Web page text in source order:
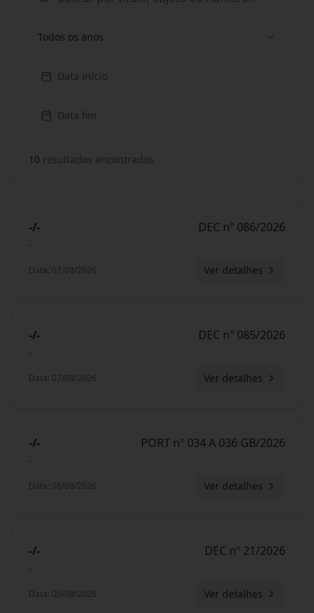
Todos os anos
Data início
Data fim
10 resultados encontrados
-/-
-
DEC nº 086/2026
Data: 07/08/2026 Ver detalhes
-/-
-
DEC nº 085/2026
Data: 07/08/2026 Ver detalhes
-/-
-
PORT nº 034 A 036 GB/2026
Data: 06/08/2026 Ver detalhes
-/-
-
DEC nº 21/2026
Data: 05/08/2026 Ver detalhes